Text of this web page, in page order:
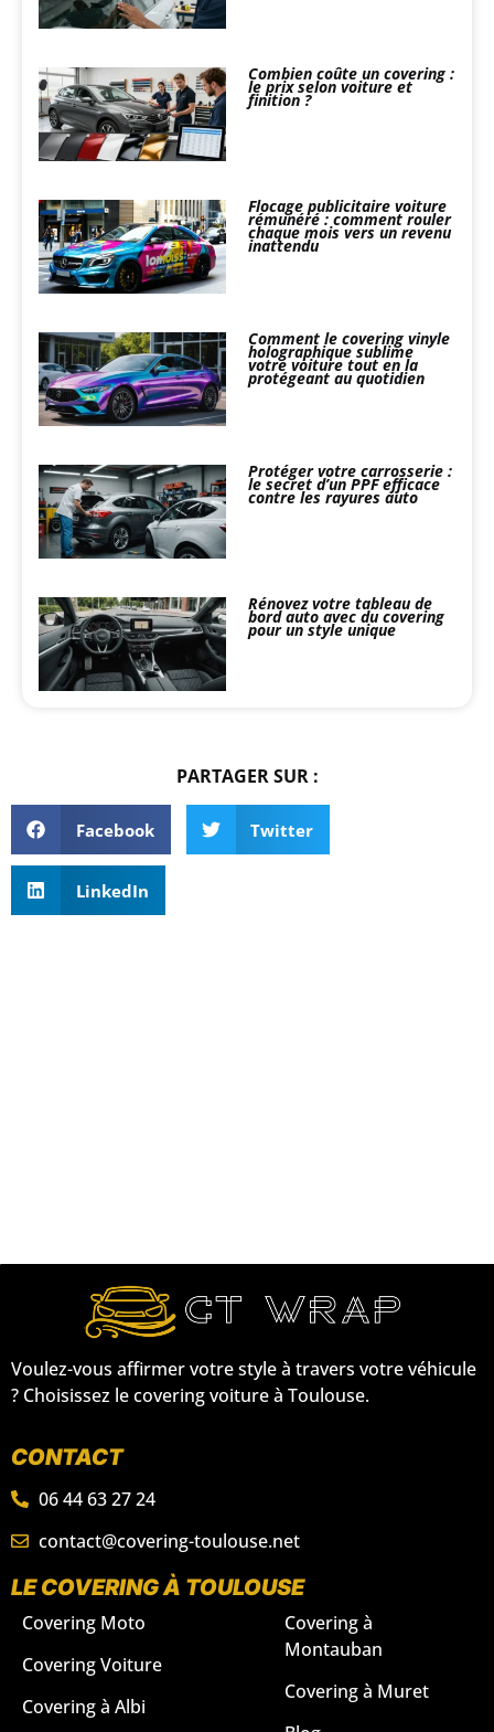
Combien coûte un covering :
le prix selon voiture et
finition ?
Flocage publicitaire voiture
rémunéré : comment rouler
chaque mois vers un revenu
inattendu
Comment le covering vinyle
holographique sublime
votre voiture tout en la
protégeant au quotidien
Protéger votre carrosserie :
le secret d’un PPF efficace
contre les rayures auto
Rénovez votre tableau de
bord auto avec du covering
pour un style unique
PARTAGER SUR :
Facebook Twitter
LinkedIn
Voulez-vous affirmer votre style à travers votre véhicule
? Choisissez le covering voiture à Toulouse.
CONTACT
06 44 63 27 24
contact@covering-toulouse.net
LE COVERING À TOULOUSE
Covering Moto
Covering Voiture
Covering à Albi
Covering à
Montauban
Covering à Muret